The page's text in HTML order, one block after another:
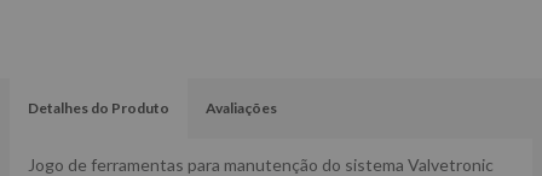
Detalhes do Produto Avaliações
Jogo de ferramentas para manutenção do sistema Valvetronic